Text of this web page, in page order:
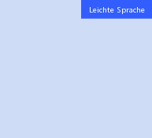
Leichte Sprache